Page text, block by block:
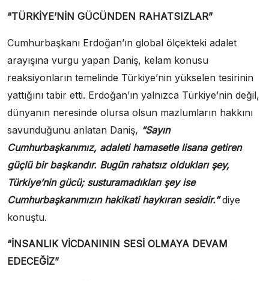
“TÜRKİYE’NİN GÜCÜNDEN RAHATSIZLAR”
Cumhurbaşkanı Erdoğan’ın global ölçekteki adalet
arayışına vurgu yapan Daniş, kelam konusu
reaksiyonların temelinde Türkiye’nin yükselen tesirinin
yattığını tabir etti. Erdoğan’ın yalnızca Türkiye’nin değil,
dünyanın neresinde olursa olsun mazlumların hakkını
savunduğunu anlatan Daniş, “Sayın
Cumhurbaşkanımız, adaleti hamasetle lisana getiren
güçlü bir başkandır. Bugün rahatsız oldukları şey,
Türkiye’nin gücü; susturamadıkları şey ise
Cumhurbaşkanımızın hakikati haykıran sesidir.”diye
konuştu.
“İNSANLIK VİCDANININ SESİ OLMAYA DEVAM
EDECEĞİZ”